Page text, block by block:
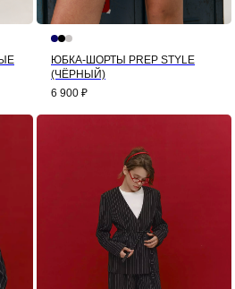
ЮБКА-ШОРТЫ PREP STYLE
(ЧЁРНЫЙ)
6 900 ₽